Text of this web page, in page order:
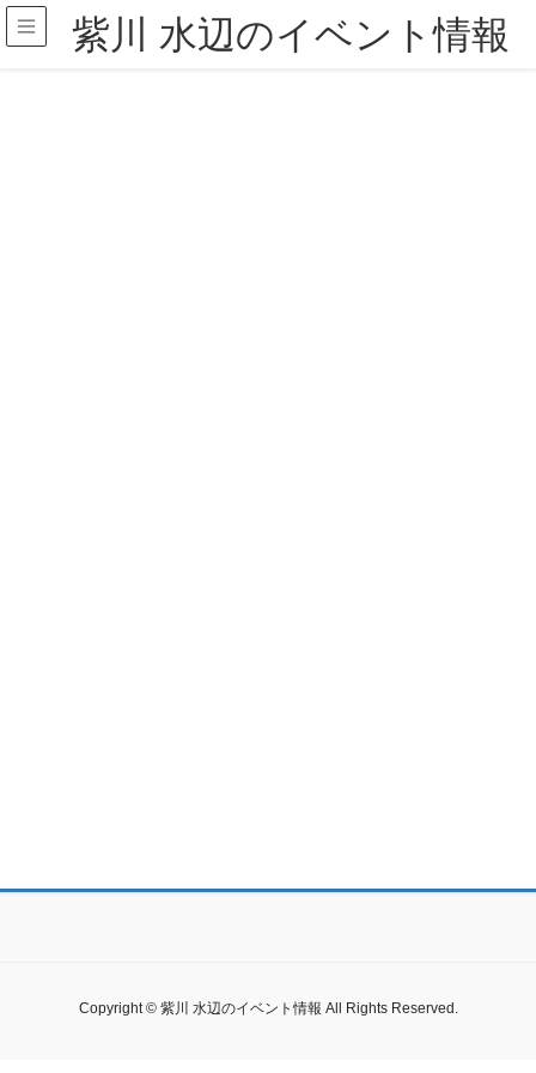
紫川 水辺のイベント情報
Copyright © 紫川 水辺のイベント情報 All Rights Reserved.